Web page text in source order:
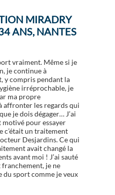
MIRADRY
ANS, NANTES
vraiment. Même si je
je continue à
y compris pendant la
irréprochable, je
ma propre
affronter les regards qui
je dois dégager… J’ai
pour essayer
c’était un traitement
Desjardins. Ce qui
avait changé la
avant moi ! J’ai sauté
franchement, je ne
du sport comme je veux